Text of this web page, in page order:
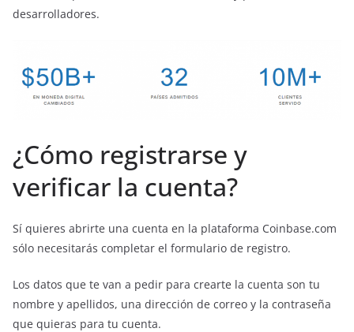
desarrolladores.
¿Cómo registrarse y
verificar la cuenta?
Sí quieres abrirte una cuenta en la plataforma Coinbase.com
sólo necesitarás completar el formulario de registro.
Los datos que te van a pedir para crearte la cuenta son tu
nombre y apellidos, una dirección de correo y la contraseña
que quieras para tu cuenta.